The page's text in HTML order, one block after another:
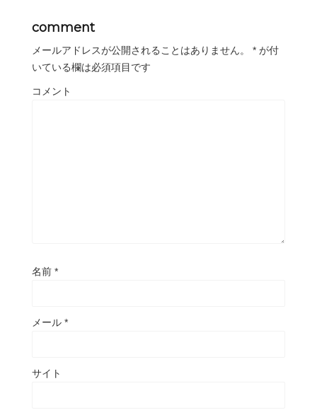
comment
メールアドレスが公開されることはありません。 * が付
いている欄は必須項目です
コメント
名前 *
メール *
サイト